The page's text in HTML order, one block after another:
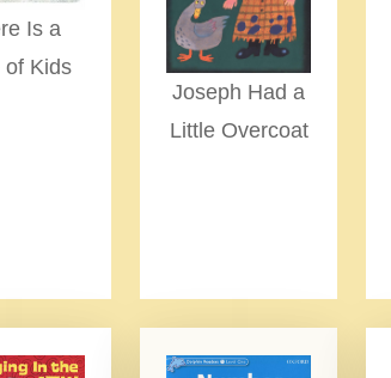
Is a
of Kids
Joseph Had a
Little Overcoat